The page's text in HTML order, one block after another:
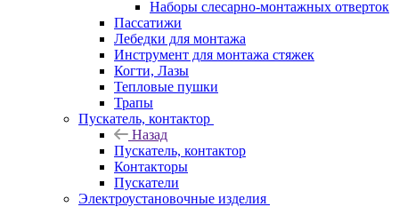
Наборы слесарно-монтажных отверток
Пассатижи
Лебедки для монтажа
Инструмент для монтажа стяжек
Когти, Лазы
Тепловые пушки
Трапы
Пускатель, контактор
Назад
Пускатель, контактор
Контакторы
Пускатели
Электроустановочные изделия